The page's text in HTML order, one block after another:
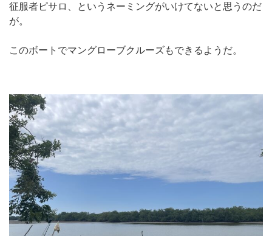
征服者ピサロ、というネーミングがいけてないと思うのだ
が。
このボートでマングローブクルーズもできるようだ。